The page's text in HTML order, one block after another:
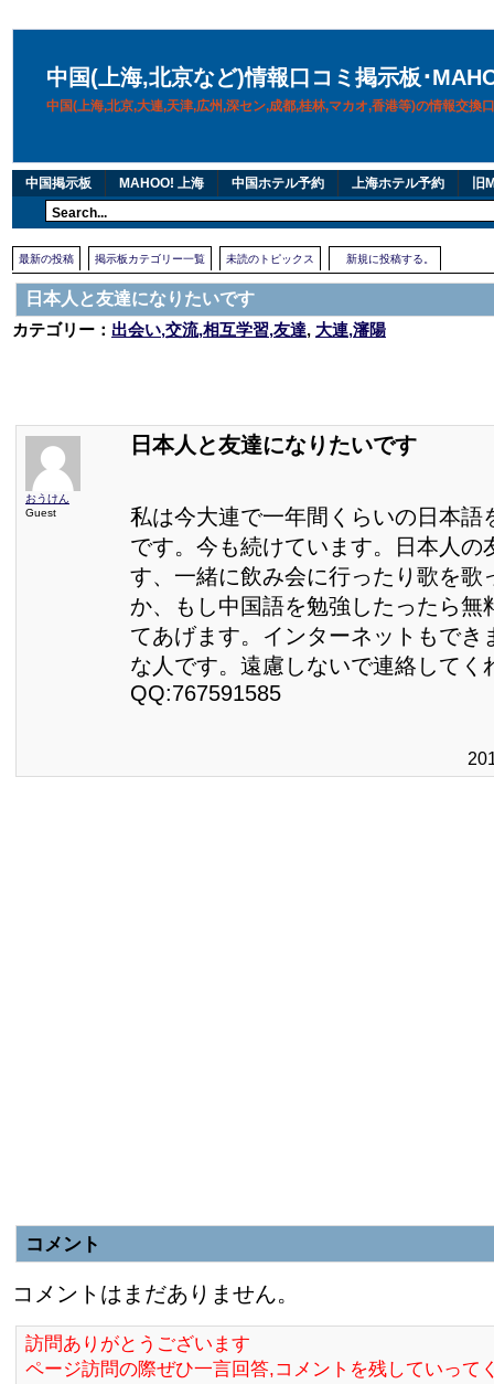
中国(上海,北京など)情報口コミ掲示板･
中国(上海,北京,大連,天津,広州,深セン,成都,桂林,マカオ,香港等)の情報交換
中国掲示板 MAHOO! 上海 中国ホテル予約 上海ホテル予約 旧
最新の投稿 掲示板カテゴリー一覧 未読のトピックス 新規に投稿する。
日本人と友達になりたいです
カテゴリー： 出会い,交流,相互学習,友達, 大連,瀋陽
おうけん
Guest
日本人と友達になりたいです
私は今大連で一年間くらいの日本語
です。今も続けています。日本人の
す、一緒に飲み会に行ったり歌を歌
か、もし中国語を勉強したったら無
てあげます。インターネットもでき
な人です。遠慮しないで連絡してく
QQ:767591585
コメント
コメントはまだありません。
訪問ありがとうございます
ページ訪問の際ぜひ一言回答,コメントを残していって